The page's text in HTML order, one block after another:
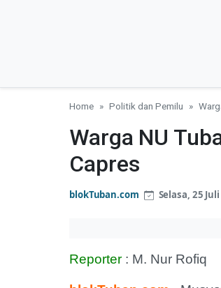
Home Politik dan Pemilu
Warga NU
Capres
blokTuban.com Selasa, 25
Reporter : M. Nur Rofiq